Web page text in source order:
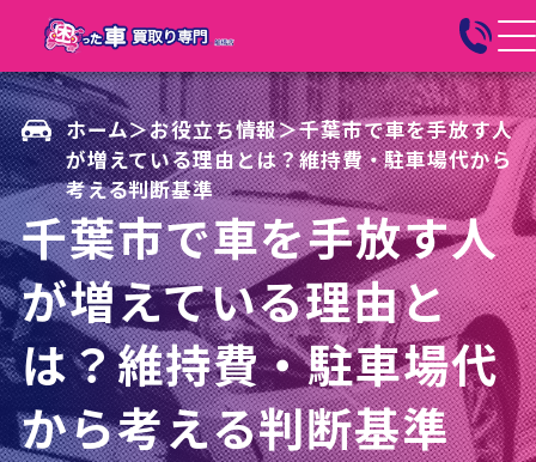
ホーム＞お役立ち情報＞千葉市で車を手放す人
が増えている理由とは？維持費・駐車場代から
考える判断基準
千葉市で車を手放す人
が増えている理由と
は？維持費・駐車場代
から考える判断基準